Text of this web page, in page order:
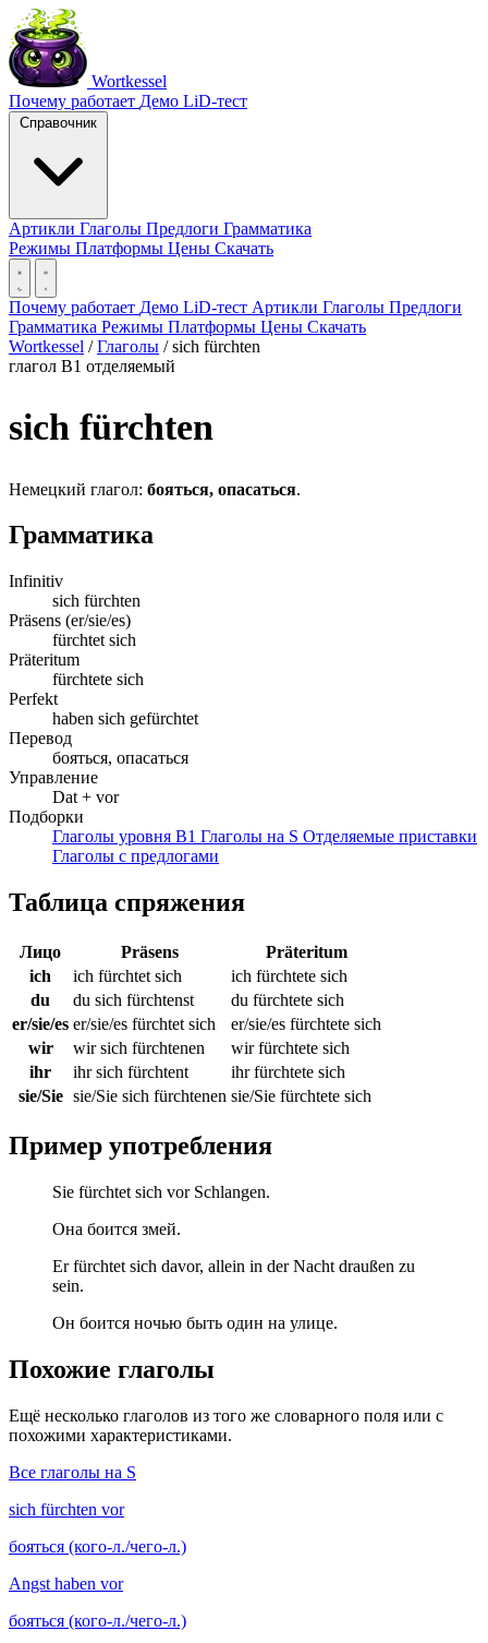
Wortkessel
Почему работает Демо LiD-тест
Справочник
Артикли Глаголы Предлоги Грамматика
Режимы Платформы Цены Скачать
Почему работает Демо LiD-тест Артикли Глаголы Предлоги
Грамматика Режимы Платформы Цены Скачать
Wortkessel / Глаголы / sich fürchten
глагол B1 отделяемый
sich fürchten
Немецкий глагол: бояться, опасаться.
Грамматика
Infinitiv
sich fürchten
Präsens (er/sie/es)
fürchtet sich
Präteritum
fürchtete sich
Perfekt
haben sich gefürchtet
Перевод
бояться, опасаться
Управление
Dat + vor
Подборки
Глаголы уровня B1 Глаголы на S Отделяемые приставки
Глаголы с предлогами
Таблица спряжения
Лицо Präsens
Präteritum
ich
ich fürchtet sich
ich fürchtete sich
du
du sich fürchtenst
du fürchtete sich
er/sie/es er/sie/es fürchtet sich
er/sie/es fürchtete sich
wir
wir sich fürchtenen
wir fürchtete sich
ihr
ihr sich fürchtent
ihr fürchtete sich
sie/Sie sie/Sie sich fürchtenen sie/Sie fürchtete sich
Пример употребления
Sie fürchtet sich vor Schlangen.
Она боится змей.
Er fürchtet sich davor, allein in der Nacht draußen zu
sein.
Он боится ночью быть один на улице.
Похожие глаголы
Ещё несколько глаголов из того же словарного поля или с
похожими характеристиками.
Все глаголы на S
sich fürchten vor
бояться (кого-л./чего-л.)
Angst haben vor
бояться (кого-л./чего-л.)